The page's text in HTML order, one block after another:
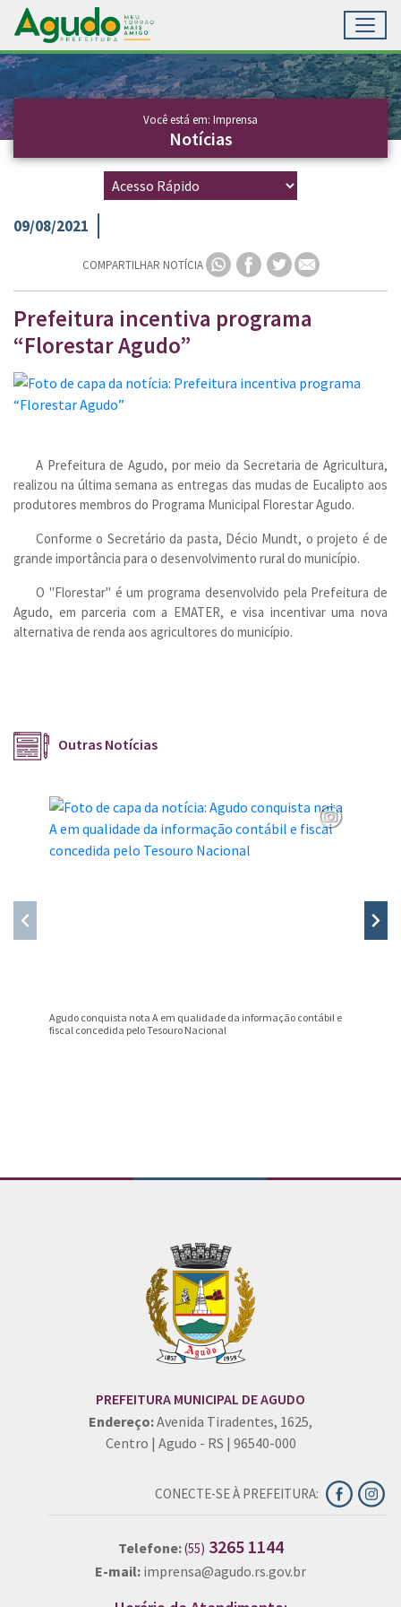
Ir para conteúdo principal
Conteúdo Principal
Você está em: Imprensa
Notícias
09/08/2021
COMPARTILHAR NOTÍCIA
Prefeitura incentiva programa
“Florestar Agudo”
A Prefeitura de Agudo, por meio da Secretaria de Agricultura,
realizou na última semana as entregas das mudas de Eucalipto aos
produtores membros do Programa Municipal Florestar Agudo.
Conforme o Secretário da pasta, Décio Mundt, o projeto é de
grande importância para o desenvolvimento rural do município.
O "Florestar" é um programa desenvolvido pela Prefeitura de
Agudo, em parceria com a EMATER, e visa incentivar uma nova
alternativa de renda aos agricultores do município.
Outras Notícias
Agudo conquista nota A em qualidade da informação contábil e
fiscal concedida pelo Tesouro Nacional
PREFEITURA MUNICIPAL DE AGUDO
Endereço:Avenida Tiradentes, 1625,
Centro | Agudo - RS | 96540-000
CONECTE-SE À PREFEITURA:
Telefone:(55) 3265 1144
E-mail: imprensa@agudo.rs.gov.br